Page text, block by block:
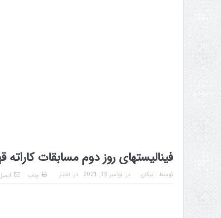
فینالیستهای روز دوم مسابقات کاراته
توسط :نیکان در:نوامبر 18, 2021 در: اخبار چاپ